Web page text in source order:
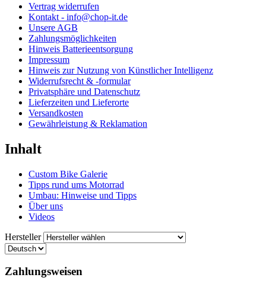
Vertrag widerrufen
Kontakt - info@chop-it.de
Unsere AGB
Zahlungsmöglichkeiten
Hinweis Batterieentsorgung
Impressum
Hinweis zur Nutzung von Künstlicher Intelligenz
Widerrufsrecht & -formular
Privatsphäre und Datenschutz
Lieferzeiten und Lieferorte
Versandkosten
Gewährleistung & Reklamation
Inhalt
Custom Bike Galerie
Tipps rund ums Motorrad
Umbau: Hinweise und Tipps
Über uns
Videos
Hersteller
Zahlungsweisen